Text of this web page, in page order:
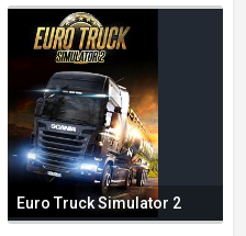
Euro Truck Simulator 2